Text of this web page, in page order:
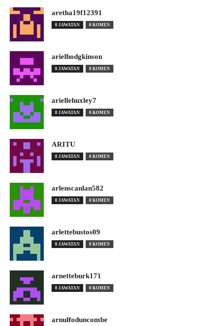
aretha19f12391
0 JAWATAN 0 KOMEN
arielhodgkinson
0 JAWATAN 0 KOMEN
ariellehuxley7
0 JAWATAN 0 KOMEN
ARITU
0 JAWATAN 0 KOMEN
arlenscanlan582
0 JAWATAN 0 KOMEN
arlettebustos09
0 JAWATAN 0 KOMEN
arnetteburk171
0 JAWATAN 0 KOMEN
arnulfoduncombe